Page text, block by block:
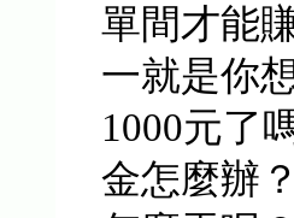
單間才能
一就是你
1000元了
金怎麼辦